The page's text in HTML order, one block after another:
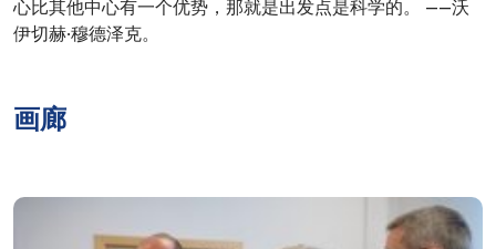
心比其他中心有一个优势，那就是出发点是科学的。 ——沃
伊切赫·穆德泽克。
画廊